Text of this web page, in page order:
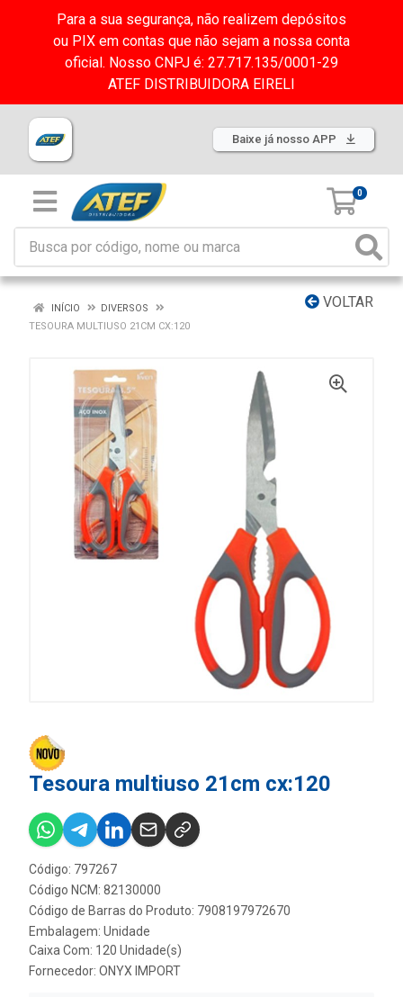
Para a sua segurança, não realizem depósitos
ou PIX em contas que não sejam a nossa conta
oficial. Nosso CNPJ é: 27.717.135/0001-29
ATEF DISTRIBUIDORA EIRELI
Baixe já nosso APP
0
VOLTAR
INÍCIO
DIVERSOS
TESOURA MULTIUSO 21CM CX:120
Tesoura multiuso 21cm cx:120
Código: 797267
Código NCM: 82130000
Código de Barras do Produto: 7908197972670
Embalagem: Unidade
Caixa Com: 120 Unidade(s)
Fornecedor: ONYX IMPORT